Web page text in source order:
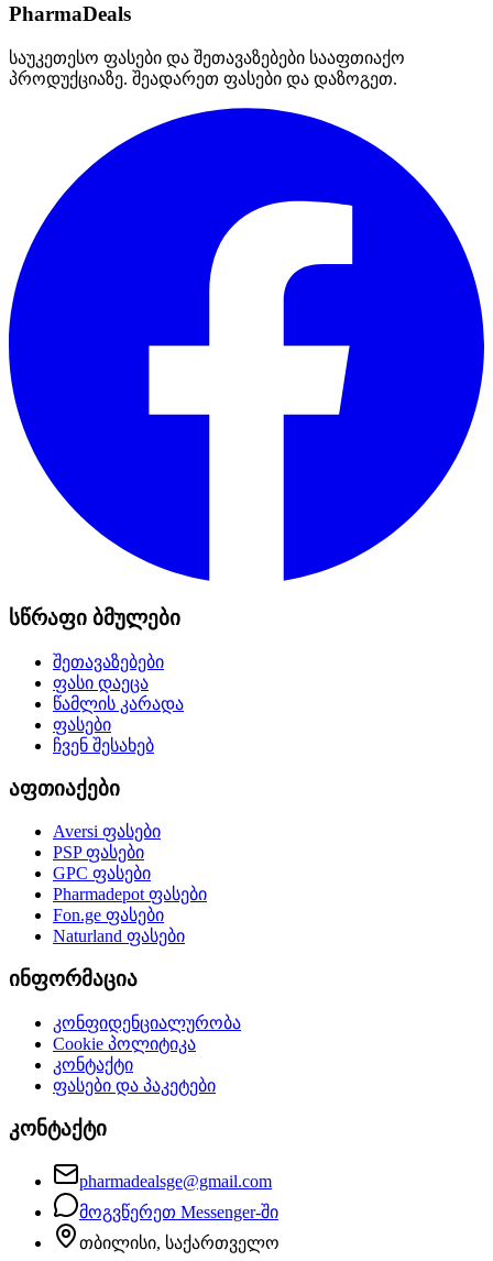
PharmaDeals
საუკეთესო ფასები და შეთავაზებები სააფთიაქო
პროდუქციაზე. შეადარეთ ფასები და დაზოგეთ.
სწრაფი ბმულები
შეთავაზებები
ფასი დაეცა
წამლის კარადა
ფასები
ჩვენ შესახებ
აფთიაქები
Aversi ფასები
PSPფასები
GPC ფასები
Pharmadepotფასები
Fon.ge ფასები
Naturland ფასები
ინფორმაცია
კონფიდენციალურობა
Cookie პოლიტიკა
კონტაქტი
ფასები და პაკეტები
კონტაქტი
pharmadealsge@gmail.com
მოგვწერეთ Messenger-ში
თბილისი, საქართველო